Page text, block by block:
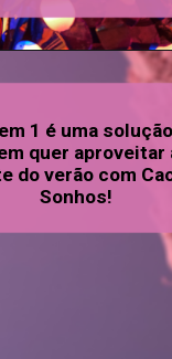
1 é uma
quer aproveitar
do verão com
Sonhos!